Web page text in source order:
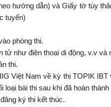
hướng dẫn) và Giấy tờ tùy
tuyến)
phòng thi.
tử như điện thoại di động, v.v
thi.
Việt Nam về kỳ thi TOPIK
loại bài thi sau khi đã hoàn thành
ký thi kết thúc.